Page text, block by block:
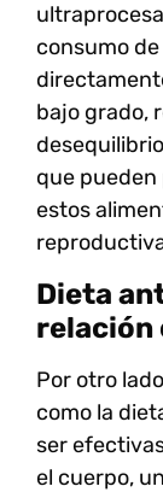
consumo
bajo grado,
que
estos
Dieta
relación
Por otro
como la
ser
el cuerpo,